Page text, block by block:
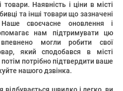
Наявність і ціни в місті
та інші товари що зазначені
своєчасне оновлення і
нам підтримувати цю
могли робити свої
який сподобався в місті
потрібно підтвердити ваше
нашого дзвінка.